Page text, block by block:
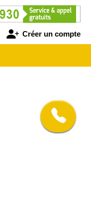
Créer un compte